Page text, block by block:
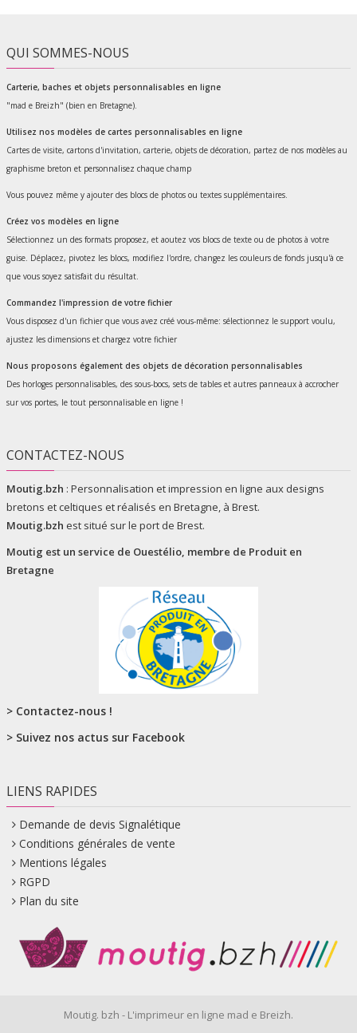
QUI SOMMES-NOUS
Carterie, baches et objets personnalisables en ligne
"mad e Breizh" (bien en Bretagne).
Utilisez nos modèles de cartes personnalisables en ligne
Cartes de visite, cartons d'invitation, carterie, objets de décoration, partez de nos modèles au
graphisme breton et personnalisez chaque champ
Vous pouvez même y ajouter des blocs de photos ou textes supplémentaires.
Créez vos modèles en ligne
Sélectionnez un des formats proposez, et aoutez vos blocs de texte ou de photos à votre
guise. Déplacez, pivotez les blocs, modifiez l'ordre, changez les couleurs de fonds jusqu'à ce
que vous soyez satisfait du résultat.
Commandez l'impression de votre fichier
Vous disposez d'un fichier que vous avez créé vous-même: sélectionnez le support voulu,
ajustez les dimensions et chargez votre fichier
Nous proposons également des objets de décoration personnalisables
Des horloges personnalisables, des sous-bocs, sets de tables et autres panneaux à accrocher
sur vos portes, le tout personnalisable en ligne !
CONTACTEZ-NOUS
Moutig.bzh : Personnalisation et impression en ligne aux designs
bretons et celtiques et réalisés en Bretagne, à Brest.
Moutig.bzh est situé sur le port de Brest.
Moutig est un service de Ouestélio, membre de Produit en
Bretagne
> Contactez-nous !
> Suivez nos actus sur Facebook
LIENS RAPIDES
Demande de devis Signalétique
Conditions générales de vente
Mentions légales
RGPD
Plan du site
Moutig. bzh - L'imprimeur en ligne mad e Breizh.